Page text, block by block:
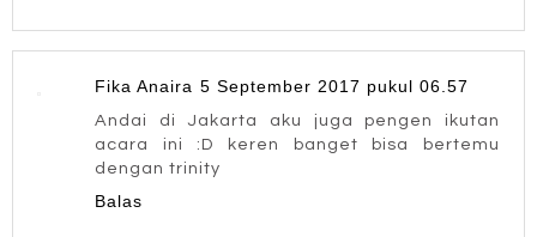
Fika Anaira 5 September 2017 pukul 06.57
Andai di Jakarta aku juga pengen ikutan
acara ini :D keren banget bisa bertemu
dengan trinity
Balas